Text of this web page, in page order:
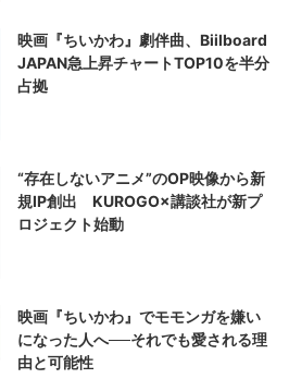
映画『ちいかわ』劇伴曲、Biilboard
JAPAN急上昇チャートTOP10を半分
占拠
“存在しないアニメ”のOP映像から新
規IP創出 KUROGO×講談社が新プ
ロジェクト始動
映画『ちいかわ』でモモンガを嫌い
になった人へ──それでも愛される理
由と可能性